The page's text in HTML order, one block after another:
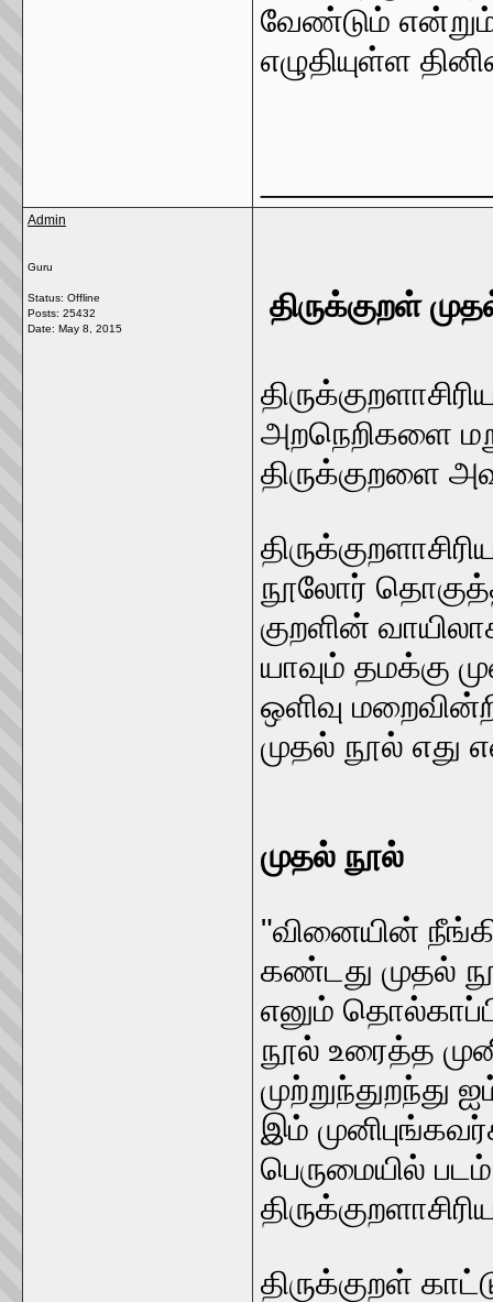
வேண்டும்
எழுதியுள்ள
Admin
Guru
Status: Offline
Posts: 25432
Date: May 8, 2015
திருக்குறள்
அறநெறிகளை
திருக்குறளை
நூலோர்
குறளின்
யாவும் தமக்கு
ஒளிவு
முதல் நூல்
முதல் நூல்
"வினையின்
கண்டது முதல்
எனும்
நூல் உரைத்த
இம்
பெருமையில் படம்
திருக்குறள்